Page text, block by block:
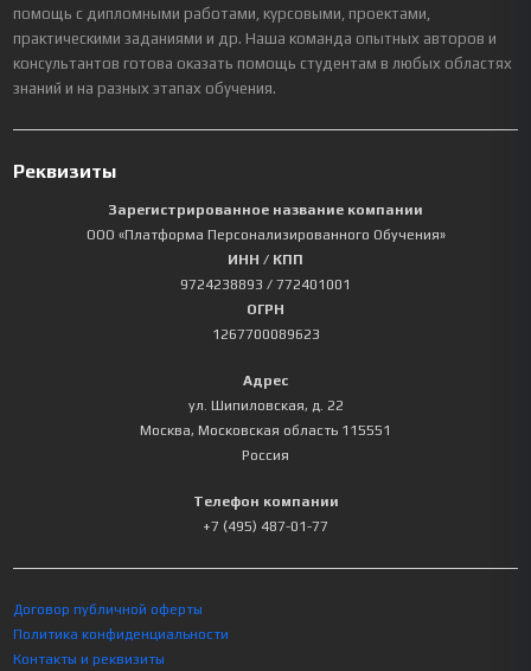
помощь с дипломными работами, курсовыми, проектами,
практическими заданиями и др. Наша команда опытных авторов и
консультантов готова оказать помощь студентам в любых областях
знаний и на разных этапах обучения.
Реквизиты
Зарегистрированное название компании
ООО «Платформа Персонализированного Обучения»
ИНН / КПП
9724238893 / 772401001
ОГРН
1267700089623
Адрес
ул. Шипиловская, д. 22
Москва, Московская область 115551
Россия
Телефон компании
+7 (495) 487-01-77
Договор публичной оферты
Политика конфиденциальности
Контакты и реквизиты